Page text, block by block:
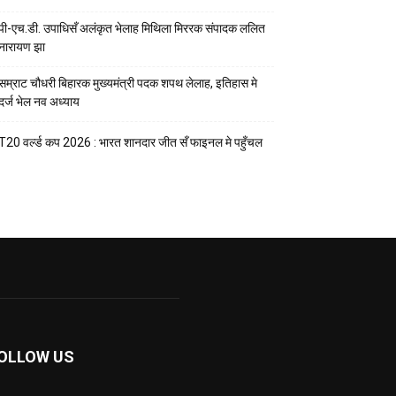
एच.डी. उपाधिसँ अलंकृत भेलाह मिथिला मिररक संपादक ललित
झा
चौधरी बिहारक मुख्यमंत्री पदक शपथ लेलाह, इतिहास मे
भेल नव अध्याय
वर्ल्ड कप 2026 : भारत शानदार जीत सँ फाइनल मे पहुँचल
US